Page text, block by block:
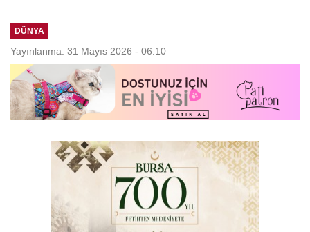
DÜNYA
Yayınlanma: 31 Mayıs 2026 - 06:10